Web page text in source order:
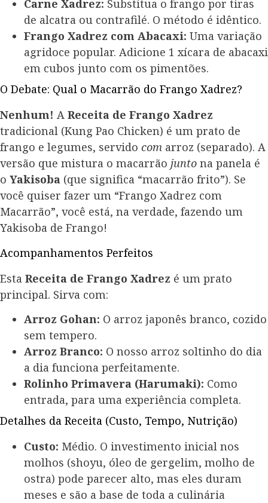
Carne Xadrez: Substitua o frango por tiras
de alcatra ou contrafilé. O método é idêntico.
Frango Xadrez com Abacaxi: Uma variação
agridoce popular. Adicione 1 xícara de abacaxi
em cubos junto com os pimentões.
O Debate: Qual o Macarrão do Frango Xadrez?
Nenhum! A Receita de Frango Xadrez
tradicional (Kung Pao Chicken) é um prato de
frango e legumes, servido com arroz (separado). A
versão que mistura o macarrão junto na panela é
o Yakisoba (que significa “macarrão frito”). Se
você quiser fazer um “Frango Xadrez com
Macarrão”, você está, na verdade, fazendo um
Yakisoba de Frango!
Acompanhamentos Perfeitos
Esta Receita de Frango Xadrez é um prato
principal. Sirva com:
Arroz Gohan: O arroz japonês branco, cozido
sem tempero.
Arroz Branco: O nosso arroz soltinho do dia
a dia funciona perfeitamente.
Rolinho Primavera (Harumaki): Como
entrada, para uma experiência completa.
Detalhes da Receita (Custo, Tempo, Nutrição)
Custo: Médio. O investimento inicial nos
molhos (shoyu, óleo de gergelim, molho de
ostra) pode parecer alto, mas eles duram
meses e são a base de toda a culinária